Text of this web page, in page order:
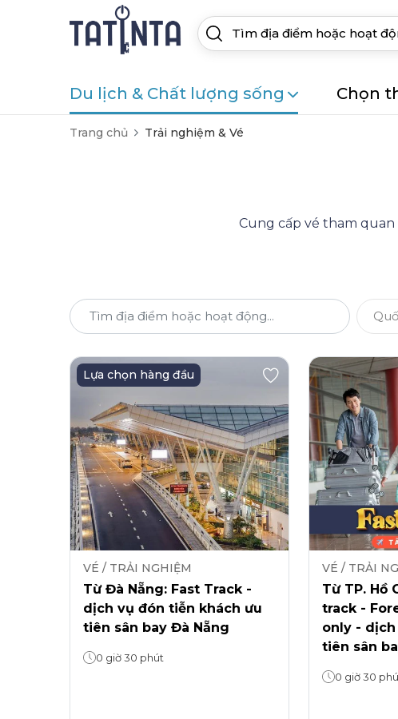
Du lịch & Chất lượng sống Chọn
Trang chủ Trải nghiệm & Vé
Cung cấp vé tham
Lựa chọn hàng đầu
VÉ / TRẢI NGHIỆM
Từ Đà Nẵng: Fast Track -
dịch vụ đón tiễn khách ưu
tiên sân bay Đà Nẵng
0 giờ 30 phút
VÉ / TRẢI
Từ TP. Hồ
track -
only -
tiên sân
0 giờ 30